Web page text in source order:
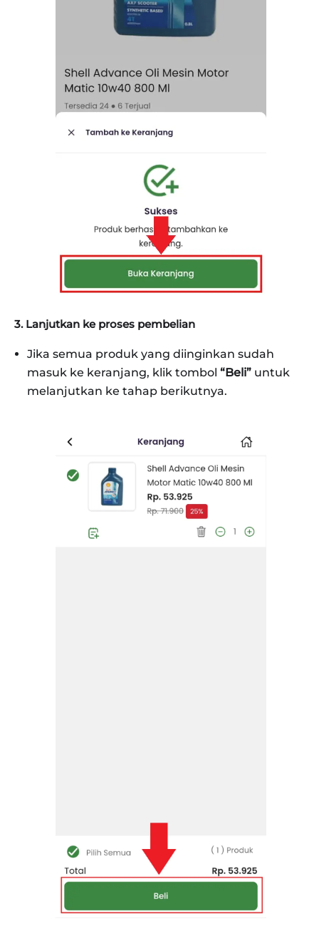
3. Lanjutkan ke proses pembelian
Jika semua produk yang diinginkan sudah
masuk ke keranjang, klik tombol “Beli” untuk
melanjutkan ke tahap berikutnya.